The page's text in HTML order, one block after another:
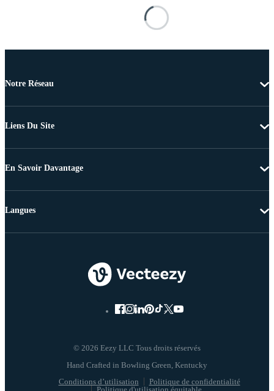
Notre Réseau
Liens Du Site
En Savoir Davantage
© 2026 Eezy LLC Tous droits réservés
Conditions d’utilisation
Politique de confidentialité
Langues